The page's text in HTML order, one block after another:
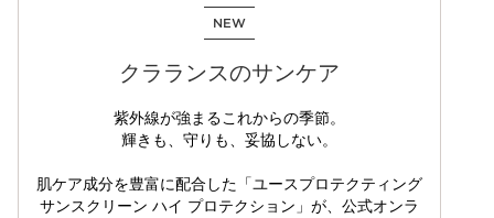
NEW
クラランスのサンケア
紫外線が強まるこれからの季節。
輝きも、守りも、妥協しない。
肌ケア成分を豊富に配合した「ユースプロテクティング
サンスクリーン ハイ プロテクション」が、公式オンラ